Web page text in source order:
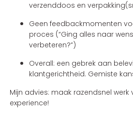
verzenddoos en
Geen feedbackmomenten
proces (“Ging alles naar
verbeteren?”)
Overall: een gebrek aan
klantgerichtheid. Gemiste
Mijn advies: maak razendsnel werk
experience!